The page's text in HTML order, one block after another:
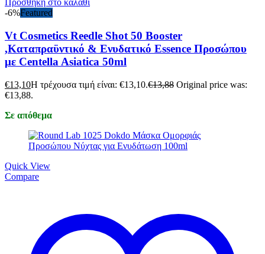
Προσθήκη στο καλάθι
-6%Featured
Vt Cosmetics Reedle Shot 50 Booster
,Καταπραϋντικό & Ενυδατικό Essence Προσώπου
με Centella Asiatica 50ml
€13,10Η τρέχουσα τιμή είναι: €13,10.€13,88 Original price was:
€13,88.
Σε απόθεμα
Quick View
Compare